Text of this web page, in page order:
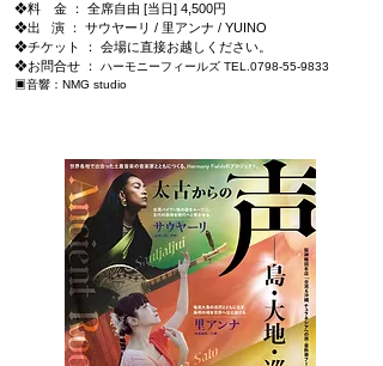
❖料 金 ： 全席自由 [当日] 4,500円
❖出 演 ： サウヤーリ / 里アンナ / YUINO
❖チケット ： 会場に直接お越しください。
❖お問合せ ： ハーモニーフィールズ TEL.0798-55-9833
▣音響：NMG studio